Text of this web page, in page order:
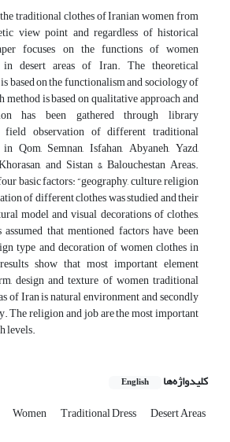
traditional clothes of Iranian women from
view point and regardless of historical
focuses on the functions of women
desert areas of Iran. The theoretical
based on the functionalism and sociology of
method is based on qualitative approach and
has been gathered through library
field observation of different traditional
Qom, Semnan, Isfahan, Abyaneh, Yazd,
and Sistan & Balouchestan Areas.
basic factors: “geography, culture, religion
of different clothes was studied and their
model and visual decorations of clothes,
that mentioned factors have been
type and decoration of women clothes in
show that most important element
design and texture of women traditional
of Iran is natural environment and secondly
The religion and job are the most important
levels.
کلیدواژه‌ها English
Women Traditional Dress Desert Areas